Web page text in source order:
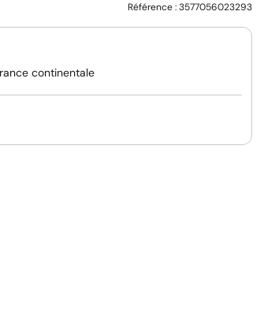
Référence :3577056023293
continentale